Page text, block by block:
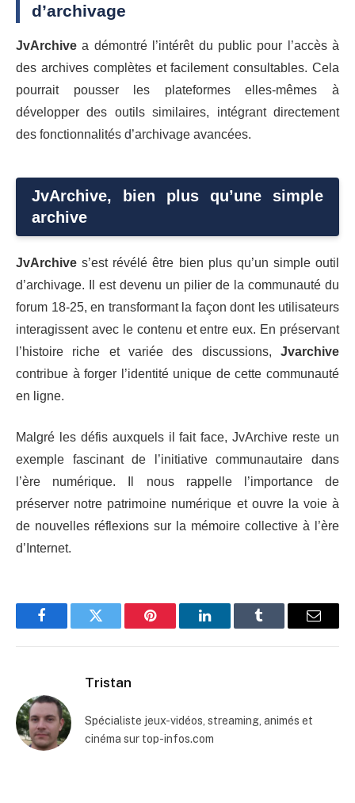
d’archivage
JvArchive a démontré l’intérêt du public pour l’accès à
des archives complètes et facilement consultables. Cela
pourrait pousser les plateformes elles-mêmes à
développer des outils similaires, intégrant directement
des fonctionnalités d’archivage avancées.
JvArchive, bien plus qu’une simple
archive
JvArchive s’est révélé être bien plus qu’un simple outil
d’archivage. Il est devenu un pilier de la communauté du
forum 18-25, en transformant la façon dont les utilisateurs
interagissent avec le contenu et entre eux. En préservant
l’histoire riche et variée des discussions, Jvarchive
contribue à forger l’identité unique de cette communauté
en ligne.
Malgré les défis auxquels il fait face, JvArchive reste un
exemple fascinant de l’initiative communautaire dans
l’ère numérique. Il nous rappelle l’importance de
préserver notre patrimoine numérique et ouvre la voie à
de nouvelles réflexions sur la mémoire collective à l’ère
d’Internet.
FacebookTwitter Pinterest LinkedInTumblr Email
Tristan
Spécialiste jeux-vidéos, streaming, animés et
cinéma sur top-infos.com